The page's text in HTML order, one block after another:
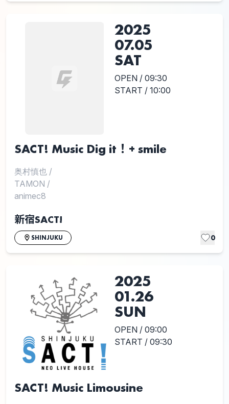
2025
07.05
SAT
OPEN / 09:30
START / 10:00
SACT! Music Dig it！+ smile
奥村慎也 /
TAMON /
animec8
新宿SACT!
SHINJUKU 0
2025
01.26
SUN
OPEN / 09:00
START / 09:30
SACT! Music Limousine